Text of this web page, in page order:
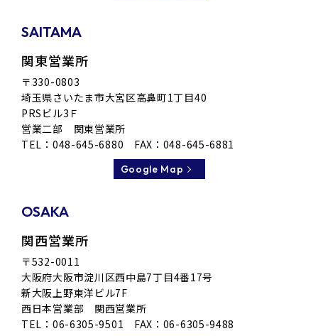
SAITAMA
関東営業所
〒330-0803
埼玉県さいたま市大宮区高鼻町1丁目40
PRSビル3Ｆ
営業二部 関東営業所
TEL： 048-645-6880 FAX：048-645-6881
Google Map
OSAKA
関西営業所
〒532-0011
大阪府大阪市淀川区西中島7丁目4番17号
新大阪上野東洋ビル7F
西日本営業部 関西営業所
TEL： 06-6305-9501 FAX：06-6305-9488